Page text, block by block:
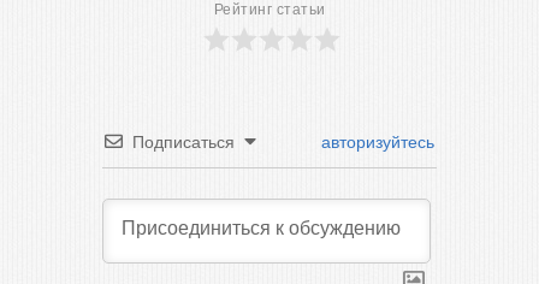
Рейтинг статьи
Подписаться авторизуйтесь